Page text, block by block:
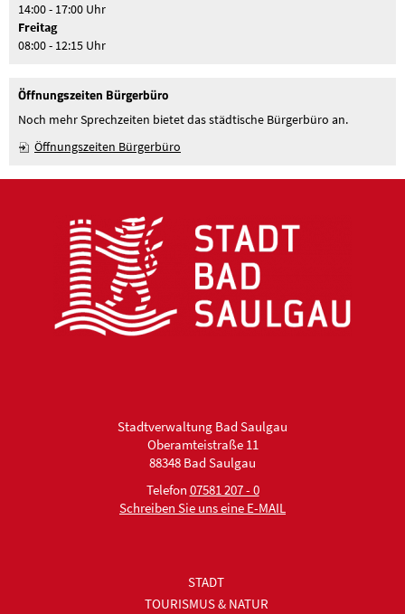
14:00 - 17:00 Uhr
Freitag
08:00 - 12:15 Uhr
Öffnungszeiten Bürgerbüro
Noch mehr Sprechzeiten bietet das städtische Bürgerbüro an.
Öffnungszeiten Bürgerbüro
Stadtverwaltung Bad Saulgau
Oberamteistraße 11
88348 Bad Saulgau
Telefon 07581 207 - 0
Schreiben Sie uns eine E-MAIL
STADT
TOURISMUS & NATUR